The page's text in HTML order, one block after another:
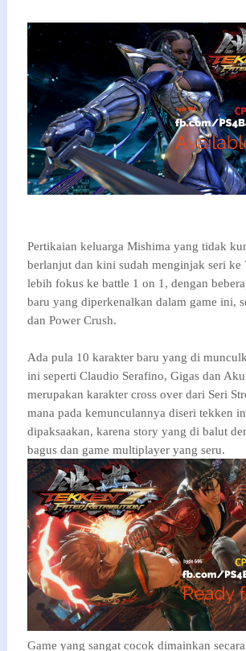
Pertikaian keluarga Mishima yang tidak
berlanjut dan kini sudah menginjak seri ke
lebih fokus ke battle 1 on 1, dengan
baru yang diperkenalkan dalam game ini,
dan Power Crush.
Ada pula 10 karakter baru yang di
ini seperti Claudio Serafino, Gigas dan
merupakan karakter cross over dari Seri
mana pada kemunculannya diseri tekken
dipaksaakan, karena story yang di balut
bagus dan game multiplayer yang seru.
Game yang sangat cocok dimainkan